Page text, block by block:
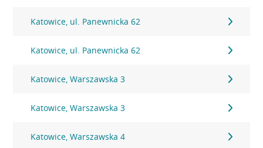
Katowice, ul. Panewnicka 62
Katowice, ul. Panewnicka 62
Katowice, Warszawska 3
Katowice, Warszawska 3
Katowice, Warszawska 4